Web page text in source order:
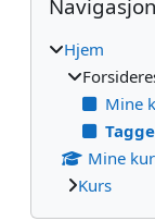
Navigasjon
Hjem
Mine
Mine
Kurs